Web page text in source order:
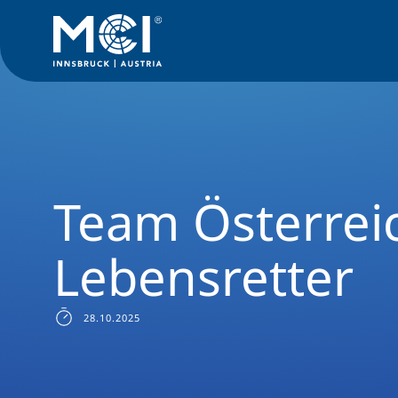
Team
Lebensretter
28.10.2025